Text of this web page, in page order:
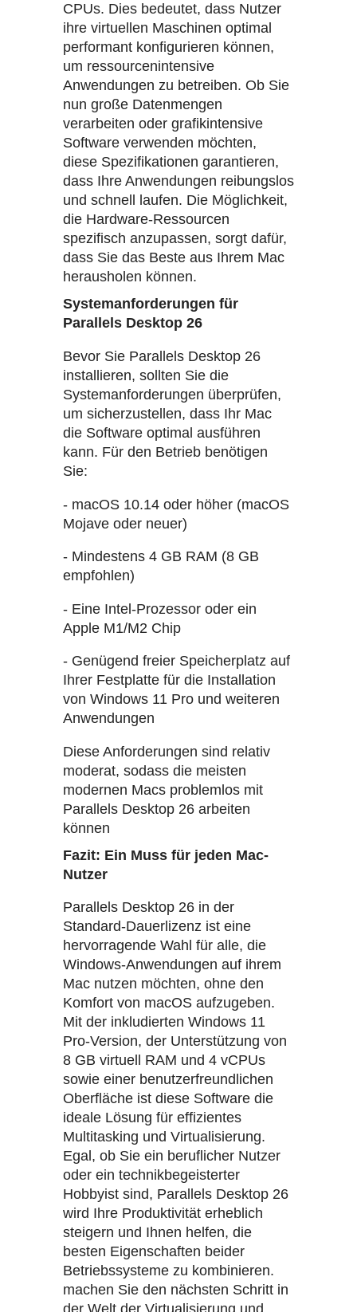
CPUs. Dies bedeutet, dass Nutzer
ihre virtuellen Maschinen optimal
performant konfigurieren können,
um ressourcenintensive
Anwendungen zu betreiben. Ob Sie
nun große Datenmengen
verarbeiten oder grafikintensive
Software verwenden möchten,
diese Spezifikationen garantieren,
dass Ihre Anwendungen reibungslos
und schnell laufen. Die Möglichkeit,
die Hardware-Ressourcen
spezifisch anzupassen, sorgt dafür,
dass Sie das Beste aus Ihrem Mac
herausholen können.
Systemanforderungen für
Parallels Desktop 26
Bevor Sie Parallels Desktop 26
installieren, sollten Sie die
Systemanforderungen überprüfen,
um sicherzustellen, dass Ihr Mac
die Software optimal ausführen
kann. Für den Betrieb benötigen
Sie:
- macOS 10.14 oder höher (macOS
Mojave oder neuer)
- Mindestens 4 GB RAM (8 GB
empfohlen)
- Eine Intel-Prozessor oder ein
Apple M1/M2 Chip
- Genügend freier Speicherplatz auf
Ihrer Festplatte für die Installation
von Windows 11 Pro und weiteren
Anwendungen
Diese Anforderungen sind relativ
moderat, sodass die meisten
modernen Macs problemlos mit
Parallels Desktop 26 arbeiten
können
Fazit: Ein Muss für jeden Mac-
Nutzer
Parallels Desktop 26 in der
Standard-Dauerlizenz ist eine
hervorragende Wahl für alle, die
Windows-Anwendungen auf ihrem
Mac nutzen möchten, ohne den
Komfort von macOS aufzugeben.
Mit der inkludierten Windows 11
Pro-Version, der Unterstützung von
8 GB virtuell RAM und 4 vCPUs
sowie einer benutzerfreundlichen
Oberfläche ist diese Software die
ideale Lösung für effizientes
Multitasking und Virtualisierung.
Egal, ob Sie ein beruflicher Nutzer
oder ein technikbegeisterter
Hobbyist sind, Parallels Desktop 26
wird Ihre Produktivität erheblich
steigern und Ihnen helfen, die
besten Eigenschaften beider
Betriebssysteme zu kombinieren.
machen Sie den nächsten Schritt in